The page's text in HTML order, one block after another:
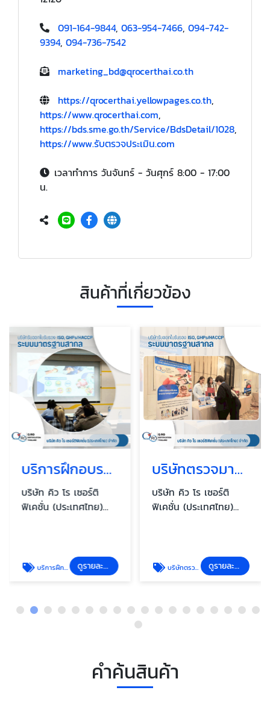
091-164-9844, 063-954-7466, 094-742-
9394, 094-736-7542
marketing_bd@qrocerthai.co.th
https://qrocerthai.yellowpages.co.th,
https://www.qrocerthai.com,
https://bds.sme.go.th/Service/BdsDetail/1028,
https://www.รับตรวจประเมิน.com
เวลาทำการ วันจันทร์ - วันศุกร์ 8:00 - 17:00
น.
สินค้าที่เกี่ยวข้อง
บริการฝึกอบรมมาตรฐาน ISO GMP HACCP
บริษัท คิว โร เซอร์ติ
ฟิเคชั่น (ประเทศไทย)
บริการฝึกอบรมมาตรฐาน ISO GMP HACCP ดูรายละเอียด
บริษัทตรวจมาตรฐานสากล ใกล้ฉัน
บริษัท คิว โร เซอร์ติ
ฟิเคชั่น (ประเทศไทย)
บริษัทตรวจมาตรฐานสากล ใกล้ฉัน ดูรายละเอียด
คำค้นสินค้า